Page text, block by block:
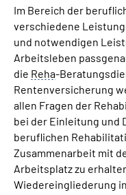
Inhalte in
Leichte Sprache
Im Bereich der
verschiedene
und notwendigen
Arbeitsleben
die Reha-
Rentenversicherung
allen Fragen der
bei der Einleitung und
beruflichen
Zusammenarbeit mit
Arbeitsplatz zu
Wiedereingliederung